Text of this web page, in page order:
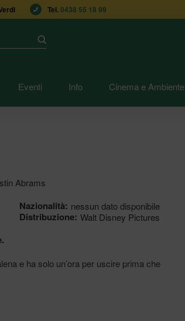
Tel. 0438 55 18 99
Submit
Eventi Info Cinema e Ambiente
Abrams
Nazionalità: nessun dato disponibile
Distribuzione: Walt Disney Pictures
e ha solo un’ora per uscire prima che